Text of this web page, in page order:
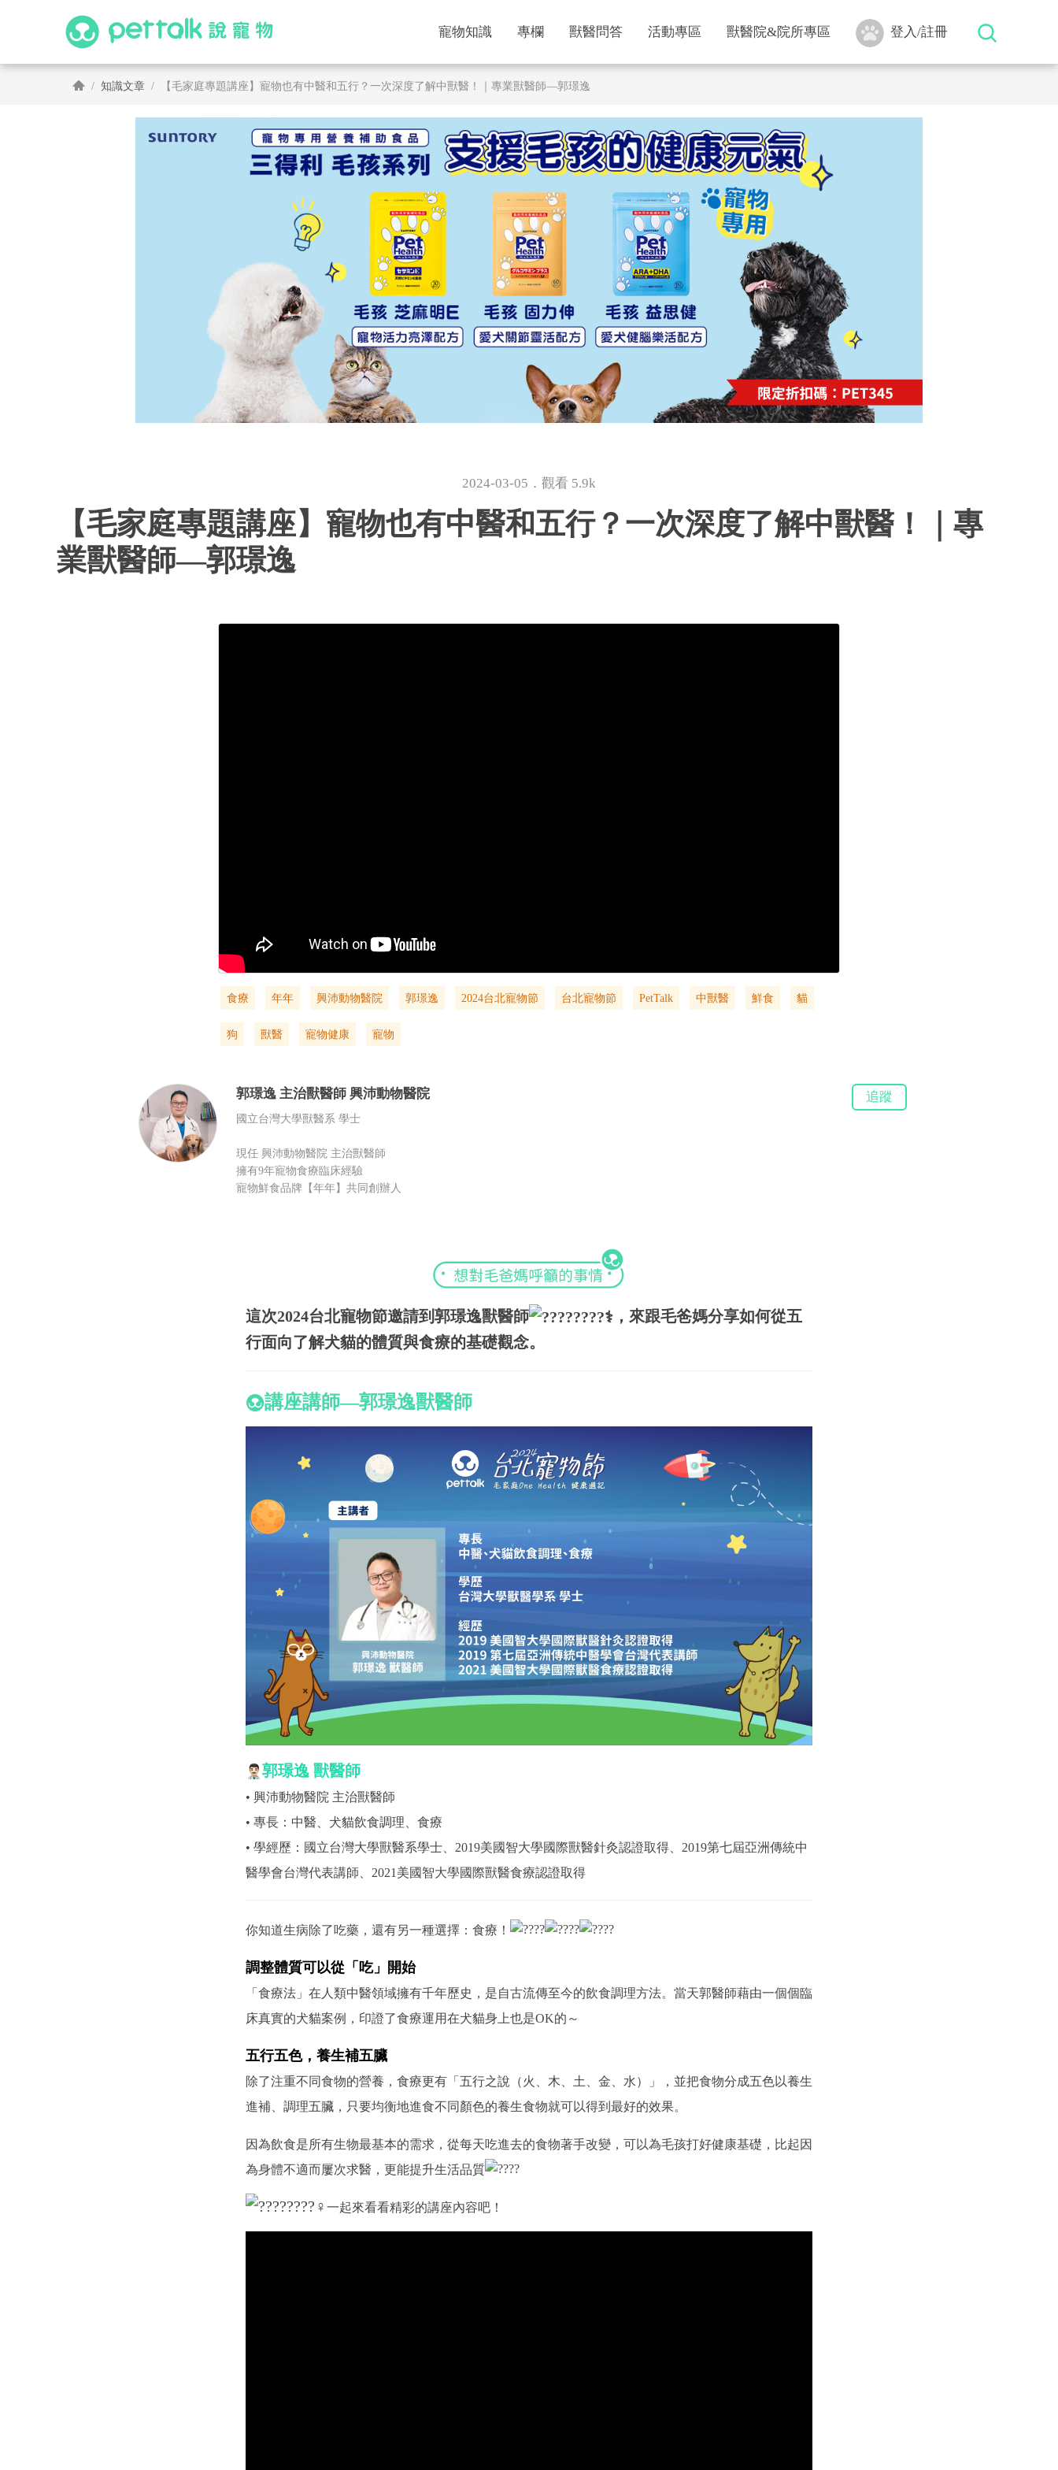
寵物知識 專欄 獸醫問答 活動專區 獸醫院&院所專區 登入/註冊
知識文章 【毛家庭專題講座】寵物也有中醫和五行？一次深度了解中獸醫！｜專業獸醫師—郭璟逸
2024-03-05．觀看 5.9k
【毛家庭專題講座】寵物也有中醫和五行？一次深度了解中獸醫！｜專
業獸醫師—郭璟逸
食療 年年 興沛動物醫院 郭璟逸 2024台北寵物節 台北寵物節 PetTalk 中獸醫 鮮食 貓
狗 獸醫 寵物健康 寵物
郭璟逸 主治獸醫師 興沛動物醫院
國立台灣大學獸醫系 學士
現任 興沛動物醫院 主治獸醫師
擁有9年寵物食療臨床經驗
寵物鮮食品牌【年年】共同創辦人
追蹤
這次2024台北寵物節邀請到郭璟逸獸醫師
，來跟毛爸媽分享如何從五
行面向了解犬貓的體質與食療的基礎觀念。
講座講師—郭璟逸獸醫師
郭璟逸 獸醫師
• 興沛動物醫院 主治獸醫師
• 專長：中醫、犬貓飲食調理、食療
• 學經歷：國立台灣大學獸醫系學士、2019美國智大學國際獸醫針灸認證取得、2019第七屆亞洲傳統中
醫學會台灣代表講師、2021美國智大學國際獸醫食療認證取得
你知道生病除了吃藥，還有另一種選擇：食療！
調整體質可以從「吃」開始
「食療法」在人類中醫領域擁有千年歷史，是自古流傳至今的飲食調理方法。當天郭醫師藉由一個個臨
床真實的犬貓案例，印證了食療運用在犬貓身上也是OK的～
五行五色，養生補五臟
除了注重不同食物的營養，食療更有「五行之說（火、木、土、金、水）」，並把食物分成五色以養生
進補、調理五臟，只要均衡地進食不同顏色的養生食物就可以得到最好的效果。
因為飲食是所有生物最基本的需求，從每天吃進去的食物著手改變，可以為毛孩打好健康基礎，比起因
為身體不適而屢次求醫，更能提升生活品質
一起來看看精彩的講座內容吧！